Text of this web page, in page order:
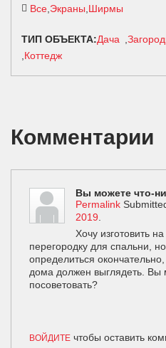
Все Экраны Ширмы
ТИП ОБЪЕКТА:Дача
Коттедж
Комментарии
Вы можете что-
Permalink
2019
Хочу изготовить
перегородку для спальни,
определиться
дома должен выглядеть. Вы
посоветовать?
ВОЙДИТЕ чтобы оставить